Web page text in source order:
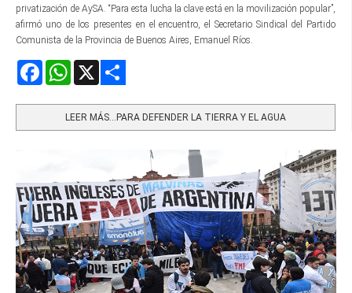
privatización de AySA. “Para esta lucha la clave está en la movilización popular”,
afirmó uno de los presentes en el encuentro, el Secretario Sindical del Partido
Comunista de la Provincia de Buenos Aires, Emanuel Ríos.
FacebookWhatsApp
LEER MÁS…PARA DEFENDER LA TIERRA Y EL AGUA